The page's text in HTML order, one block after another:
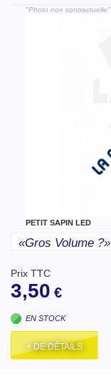
"Photo non contractuelle"
PETIT SAPIN LED
«gros Volume ?»
Prix TTC
3,50 €
EN STOCK
+ DE DÉTAILS